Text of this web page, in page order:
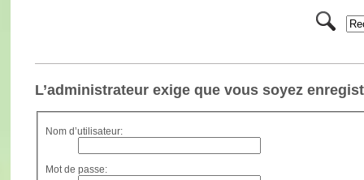
L’administrateur exige que vous soyez
Nom d’utilisateur:
Mot de passe: